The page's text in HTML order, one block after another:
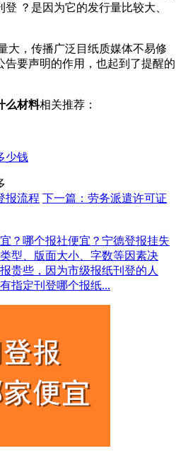
？是因为它的发行量比较大、
大，传播广泛目纸质媒体不易修
告要声明的作用，也起到了提醒的
么材料相关推荐：
少钱
报流程 下一篇：劳务派遣许可证
？哪个报社便宜？宁德登报挂失
型、版面大小、字数等因素决
贵些，因为市级报纸刊登的人
指定刊登哪个报纸...